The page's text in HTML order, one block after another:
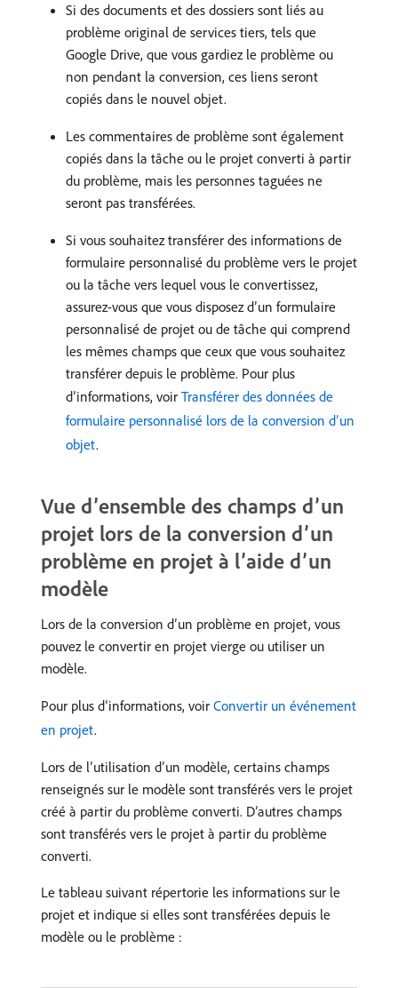
Si des documents et des dossiers sont liés au
problème original de services tiers, tels que
Google Drive, que vous gardiez le problème ou
non pendant la conversion, ces liens seront
copiés dans le nouvel objet.
Les commentaires de problème sont également
copiés dans la tâche ou le projet converti à partir
du problème, mais les personnes taguées ne
seront pas transférées.
Si vous souhaitez transférer des informations de
formulaire personnalisé du problème vers le projet
ou la tâche vers lequel vous le convertissez,
assurez-vous que vous disposez d’un formulaire
personnalisé de projet ou de tâche qui comprend
les mêmes champs que ceux que vous souhaitez
transférer depuis le problème. Pour plus
d’informations, voir Transférer des données de
formulaire personnalisé lors de la conversion d’un
objet.
Vue d’ensemble des champs d’un
projet lors de la conversion d’un
problème en projet à l’aide d’un
modèle
Lors de la conversion d’un problème en projet, vous
pouvez le convertir en projet vierge ou utiliser un
modèle.
Pour plus d’informations, voir Convertir un événement
en projet.
Lors de l’utilisation d’un modèle, certains champs
renseignés sur le modèle sont transférés vers le projet
créé à partir du problème converti. D’autres champs
sont transférés vers le projet à partir du problème
converti.
Le tableau suivant répertorie les informations sur le
projet et indique si elles sont transférées depuis le
modèle ou le problème :